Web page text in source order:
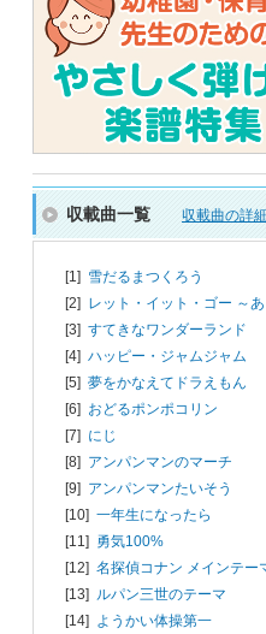
収載曲一覧 収載曲の詳
[1] 雪だるまつくろう
[2] レット・イット・ゴー ～
[3] すてきなワンダーランド
[4] ハッピー・ジャムジャム
[5] 夢をかなえてドラえもん
[6] おどるポンポコリン
[7] にじ
[8] アンパンマンのマーチ
[9] アンパンマンたいそう
[10] 一年生になったら
[11] 勇気100%
[12] 名探偵コナン メインテー
[13] ルパン三世のテーマ
[14] ようかい体操第一